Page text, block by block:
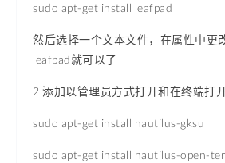
sudo apt-get install leafpad
然后选择一个文本文件，在属性中更
leafpad就可以了
2.添加以管理员方式打开和在终端打
sudo apt-get install nautilus-gksu
sudo apt-get install nautilus-open-